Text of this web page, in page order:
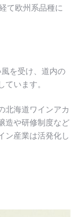
て欧州系品種に
を受け、道内の
います。
北海道ワインアカ
造や研修制度など
ン産業は活発化し